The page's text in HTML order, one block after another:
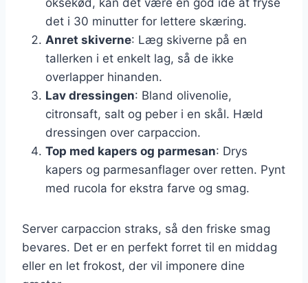
det i 30 minutter for lettere skæring.
Anret skiverne: Læg skiverne på en
tallerken i et enkelt lag, så de ikke
overlapper hinanden.
Lav dressingen: Bland olivenolie,
citronsaft, salt og peber i en skål. Hæld
dressingen over carpaccion.
Top med kapers og parmesan: Drys
kapers og parmesanflager over retten. Pynt
med rucola for ekstra farve og smag.
Server carpaccion straks, så den friske smag
bevares. Det er en perfekt forret til en middag
eller en let frokost, der vil imponere dine